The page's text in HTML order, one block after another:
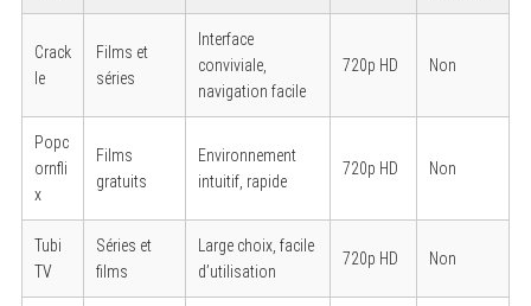
Crack
le
Films et
séries
Interface
conviviale,
navigation facile
720p HD Non
Popc
ornfli
x
Films
gratuits
Environnement
intuitif, rapide
720p HD Non
Tubi
TV
Séries et
films
Large choix, facile
d’utilisation
720p HD Non